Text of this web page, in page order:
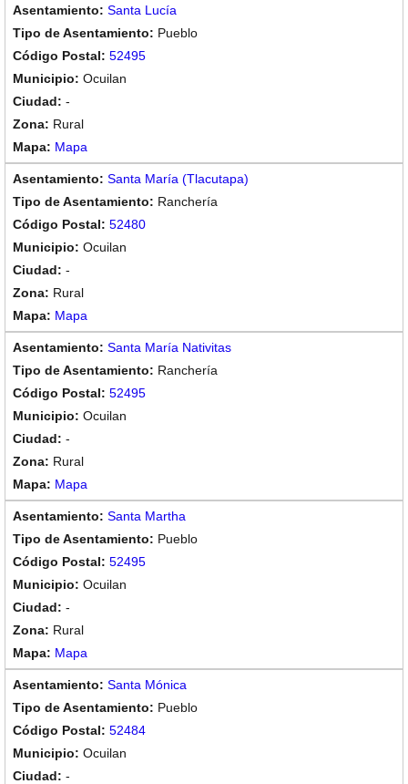
Santa Lucía
Pueblo
52495
Ocuilan
-
Rural
Mapa
Santa María (Tlacutapa)
Ranchería
52480
Ocuilan
-
Rural
Mapa
Santa María Nativitas
Ranchería
52495
Ocuilan
-
Rural
Mapa
Santa Martha
Pueblo
52495
Ocuilan
-
Rural
Mapa
Santa Mónica
Pueblo
52484
Ocuilan
-